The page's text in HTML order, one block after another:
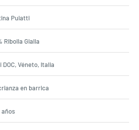
Puiatti
Ribolla Gialla
DOC, Véneto, Italia
en barrica
años